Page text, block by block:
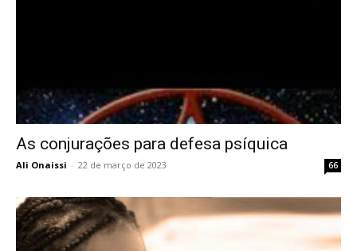
As conjurações para defesa psíquica
Ali Onaissi - 22 de março de 2023 66